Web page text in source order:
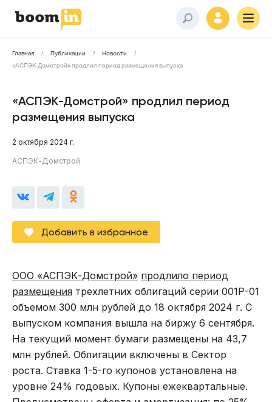
Главная Публикации
Новости
«АСПЭК-Домстрой» продлил период размещения выпуска
«АСПЭК-Домстрой» продлил период
размещения выпуска
2 октября 2024 г.
АСПЭК-Домстрой
Добавить в избранное
ООО «АСПЭК-Домстрой» продлило период
размещения трехлетних облигаций серии 001Р-01
объемом 300 млн рублей до 18 октября 2024 г. С
выпуском компания вышла на биржу 6 сентября.
На текущий момент бумаги размещены на 43,7
млн рублей. Облигации включены в Сектор
роста. Ставка 1-5-го купонов установлена на
уровне 24% годовых. Купоны ежеквартальные.